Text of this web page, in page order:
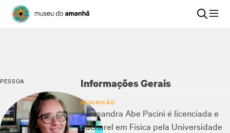
PESSOA Informações Gerais
DESCRIÇÃO
Alessandra Abe Pacini é licenciada e
bacharel em Física pela Universidade